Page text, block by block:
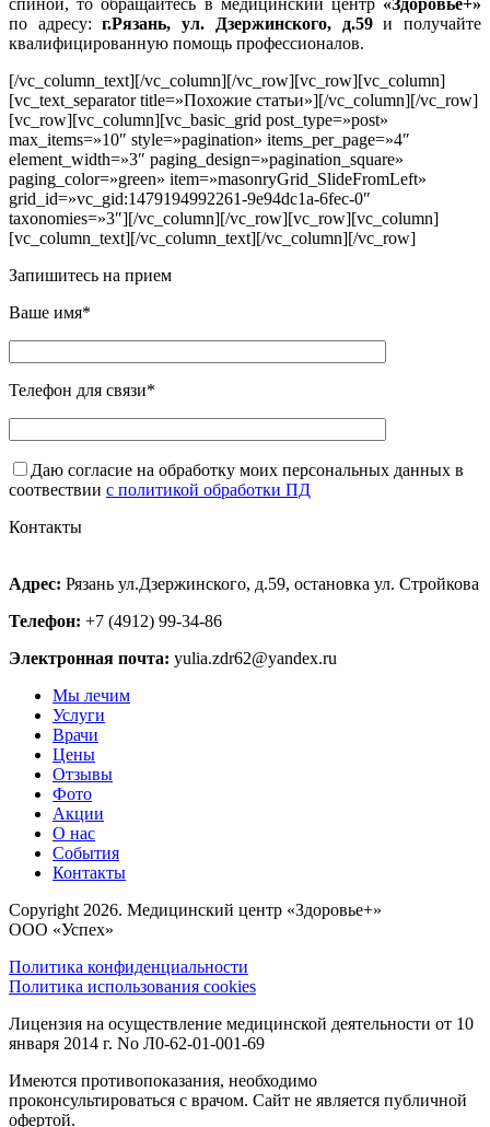
спиной, то обращайтесь в медицинский центр «Здоровье+»
по адресу:г.Рязань, ул. Дзержинского, д.59и получайте
квалифицированную помощь профессионалов.
[/vc_column_text][/vc_column][/vc_row][vc_row][vc_column]
[vc_text_separator title=»Похожие статьи»][/vc_column][/vc_row]
[vc_row][vc_column][vc_basic_grid post_type=»post»
max_items=»10″ style=»pagination» items_per_page=»4″
element_width=»3″ paging_design=»pagination_square»
paging_color=»green» item=»masonryGrid_SlideFromLeft»
grid_id=»vc_gid:1479194992261-9e94dc1a-6fec-0″
taxonomies=»3″][/vc_column][/vc_row][vc_row][vc_column]
[vc_column_text][/vc_column_text][/vc_column][/vc_row]
Запишитесь на прием
Ваше имя*
Телефон для связи*
Даю согласие на обработку моих персональных данных в
соотвествии с политикой обработки ПД
Контакты
Адрес: Рязань ул.Дзержинского, д.59, остановка ул. Стройкова
Телефон: +7 (4912) 99-34-86
Электронная почта: yulia.zdr62@yandex.ru
Мы лечим
Услуги
Врачи
Цены
Отзывы
Фото
Акции
О нас
События
Контакты
Copyright 2026. Медицинский центр «Здоровье+»
ООО «Успех»
Политика конфиденциальности
Политика использования cookies
Лицензия на осуществление медицинской деятельности от 10
января 2014 г. No Л0-62-01-001-69
Имеются противопоказания, необходимо
проконсультироваться с врачом. Сайт не является публичной
офертой.